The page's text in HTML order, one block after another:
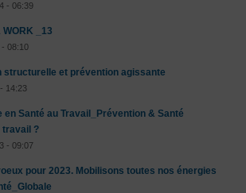
- 06:39
WORK _13
- 08:10
structurelle et prévention agissante
14:23
en Santé au Travail_Prévention & Santé
travail ?
- 09:07
pour 2023. Mobilisons toutes nos énergies